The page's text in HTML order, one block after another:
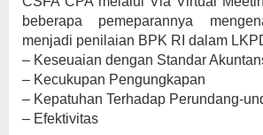
beberapa pemeparannya
menjadi penilaian BPK RI dalam
– Keseuaian dengan Standar
– Kecukupan Pengungkapan
– Kepatuhan Terhadap Perundang-
– Efektivitas